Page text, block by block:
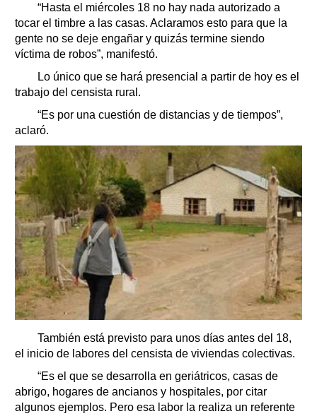
“Hasta el miércoles 18 no hay nada autorizado a
tocar el timbre a las casas. Aclaramos esto para que la
gente no se deje engañar y quizás termine siendo
víctima de robos”, manifestó.
Lo único que se hará presencial a partir de hoy es el
trabajo del censista rural.
“Es por una cuestión de distancias y de tiempos”,
aclaró.
También está previsto para unos días antes del 18,
el inicio de labores del censista de viviendas colectivas.
“Es el que se desarrolla en geriátricos, casas de
abrigo, hogares de ancianos y hospitales, por citar
algunos ejemplos. Pero esa labor la realiza un referente